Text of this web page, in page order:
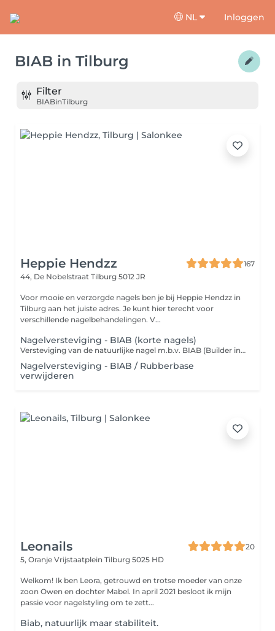
NL Inloggen
BIAB in Tilburg
Filter
BIABinTilburg
Heppie Hendzz
167
44, De Nobelstraat Tilburg 5012 JR
Voor mooie en verzorgde nagels ben je bij Heppie Hendzz in
Tilburg aan het juiste adres. Je kunt hier terecht voor
verschillende nagelbehandelingen. V...
Nagelversteviging - BIAB (korte nagels)
Versteviging van de natuurlijke nagel m.b.v. BIAB (Builder in a Bottle) of Rubberbase. Speciaal voor de dames die extra stevigheid willen, maar niet persé de natuurlijke nagels willen verlengen. BIAB / Rubberbase is het alternatief! Ook aan te raden voor nagelbijters. Deze gel wordt met een kleine bolling aangebracht op de natuurlijke nagel, waarna een gellak kleur naar wens wordt aangebracht. De behandeling wordt afgesloten met nagelriemolie en handlotion.
Nagelversteviging - BIAB / Rubberbase
verwijderen
Leonails
20
5, Oranje Vrijstaatplein Tilburg 5025 HD
Welkom! Ik ben Leora, getrouwd en trotse moeder van onze
zoon Owen en dochter Mabel. In april 2021 besloot ik mijn
passie voor nagelstyling om te zett...
Biab, natuurlijk maar stabiliteit.